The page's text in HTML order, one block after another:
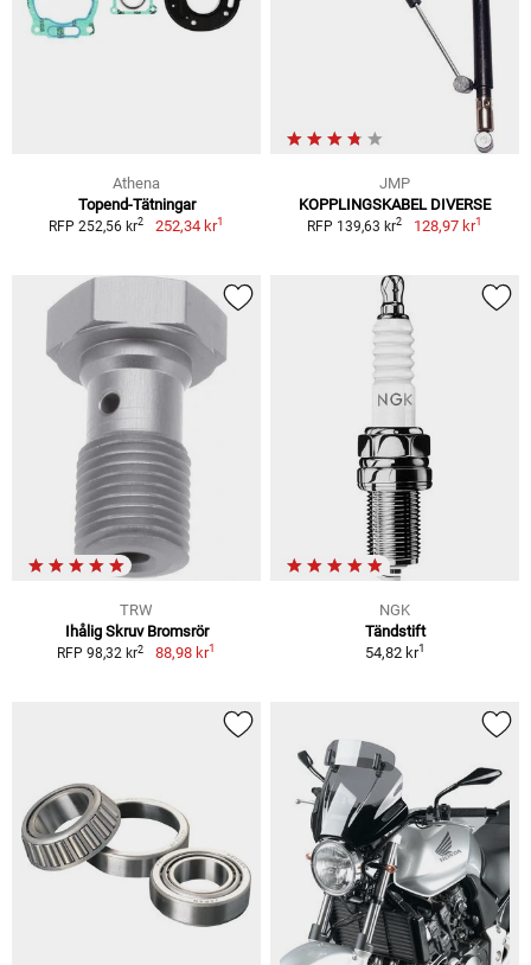
Athena
Topend-Tätningar
RFP 252,56 kr2 252,34 kr1
JMP
KOPPLINGSKABEL DIVERSE
RFP 139,63 kr2 128,97 kr1
TRW
Ihålig Skruv Bromsrör
RFP 98,32 kr2 88,98 kr1
NGK
Tändstift
54,82 kr1